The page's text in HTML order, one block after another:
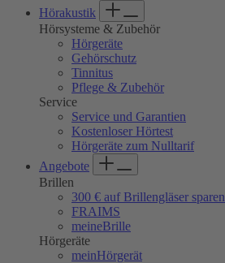
Hörakustik
Hörsysteme & Zubehör
Hörgeräte
Gehörschutz
Tinnitus
Pflege & Zubehör
Service
Service und Garantien
Kostenloser Hörtest
Hörgeräte zum Nulltarif
Angebote
Brillen
300 € auf Brillengläser sparen
FRAIMS
meineBrille
Hörgeräte
meinHörgerät